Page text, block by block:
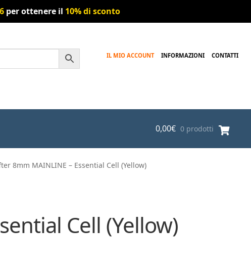
per ottenere il 10% di sconto
IL MIO ACCOUNT INFORMAZIONI CONTATTI
0,00€ 0 prodotti
8mm MAINLINE – Essential Cell (Yellow)
Cell (Yellow)